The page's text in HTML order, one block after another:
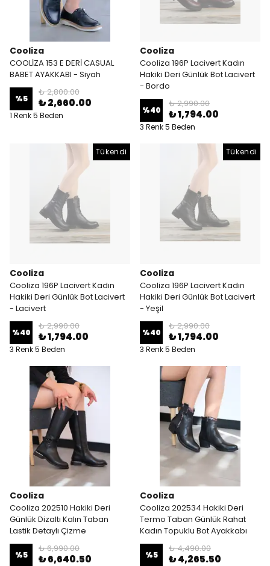
Cooliza
COOLİZA 153 E DERİ CASUAL
BABET AYAKKABI - Siyah
%5
₺ 2,800.00
₺ 2,660.00
1 Renk 5 Beden
Cooliza
Cooliza 196P Lacivert Kadın
Hakiki Deri Günlük Bot Lacivert
- Bordo
%40
₺ 2,990.00
₺ 1,794.00
3 Renk 5 Beden
Tükendi
Cooliza
Cooliza 196P Lacivert Kadın
Hakiki Deri Günlük Bot Lacivert
- Lacivert
%40
₺ 2,990.00
₺ 1,794.00
3 Renk 5 Beden
Tükendi
Cooliza
Cooliza 196P Lacivert Kadın
Hakiki Deri Günlük Bot Lacivert
- Yeşil
%40
₺ 2,990.00
₺ 1,794.00
3 Renk 5 Beden
Cooliza
Cooliza 202510 Hakiki Deri
Günlük Dizaltı Kalın Taban
Lastik Detaylı Çizme
%5
₺ 6,990.00
₺ 6,640.50
Cooliza
Cooliza 202534 Hakiki Deri
Termo Taban Günlük Rahat
Kadın Topuklu Bot Ayakkabı
%5
₺ 4,490.00
₺ 4,265.50